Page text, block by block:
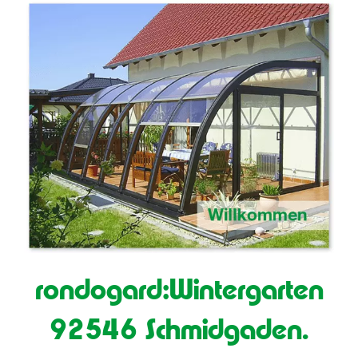
rondogard:Wintergarten
92546 Schmidgaden.